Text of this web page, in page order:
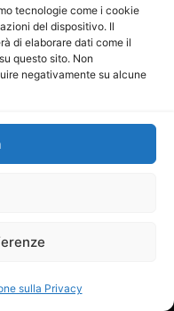
tecnologie come i cookie
del dispositivo. Il
di elaborare dati come il
questo sito. Non
negativamente su alcune
sulla Privacy
Soc. Coop. A.R.L.
Scaglione
– 091335557
di Comunicazione al